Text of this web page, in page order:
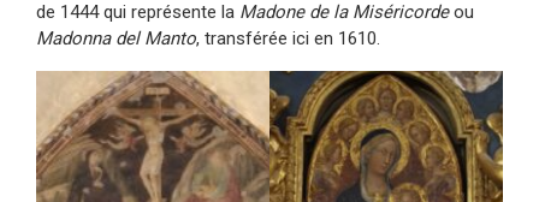
de 1444 qui représente la Madone de la Miséricordeou
Madonna del Manto, transférée ici en 1610.